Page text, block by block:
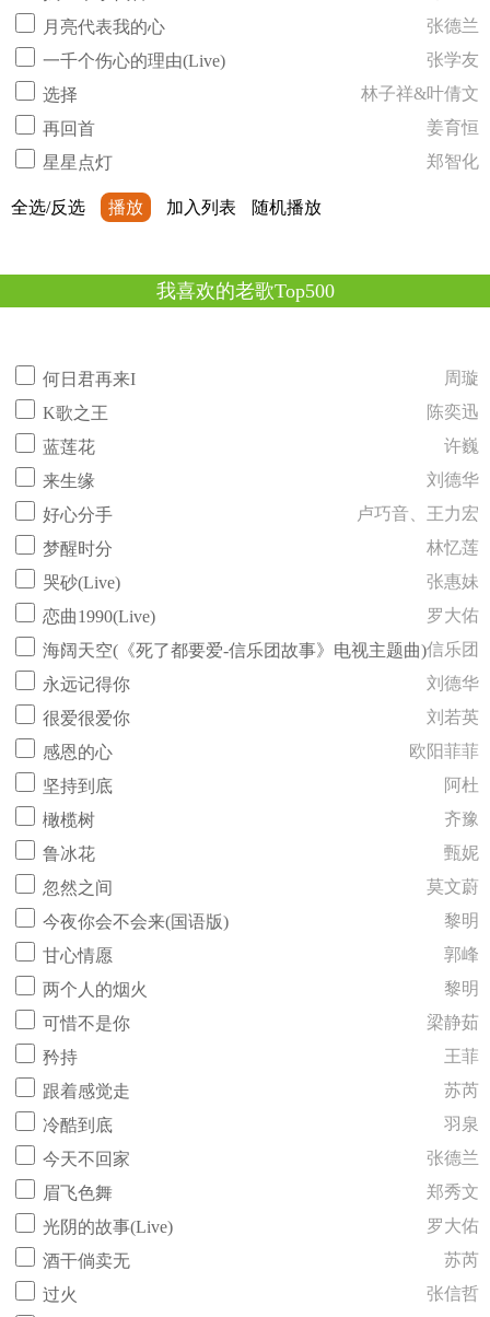
月亮代表我的心
张德兰
一千个伤心的理由(Live)
张学友
选择
林子祥&叶倩文
再回首
姜育恒
星星点灯
郑智化
全选/反选 播放 加入列表 随机播放
我喜欢的老歌Top500
何日君再来I
周璇
K歌之王
陈奕迅
蓝莲花
许巍
来生缘
刘德华
好心分手
卢巧音、王力宏
梦醒时分
林忆莲
哭砂(Live)
张惠妹
恋曲1990(Live)
罗大佑
海阔天空(《死了都要爱-信乐团故事》电视主题曲)信乐团
永远记得你
刘德华
很爱很爱你
刘若英
感恩的心
欧阳菲菲
坚持到底
阿杜
橄榄树
齐豫
鲁冰花
甄妮
忽然之间
莫文蔚
今夜你会不会来(国语版)
黎明
甘心情愿
郭峰
两个人的烟火
黎明
可惜不是你
梁静茹
矜持
王菲
跟着感觉走
苏芮
冷酷到底
羽泉
今天不回家
张德兰
眉飞色舞
郑秀文
光阴的故事(Live)
罗大佑
酒干倘卖无
苏芮
过火
张信哲